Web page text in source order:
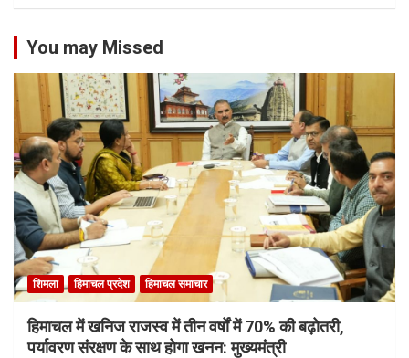
You may Missed
शिमला हिमाचल प्रदेश हिमाचल समाचार
हिमाचल में खनिज राजस्व में तीन वर्षों में 70% की बढ़ोतरी,
पर्यावरण संरक्षण के साथ होगा खनन: मुख्यमंत्री